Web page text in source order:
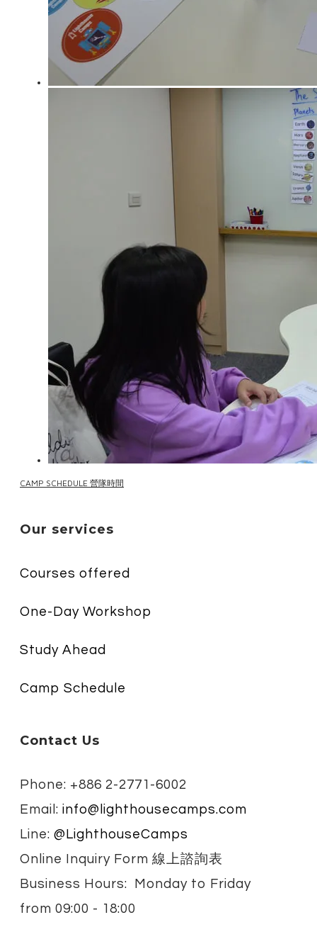
CAMP SCHEDULE 營隊時間
Our services
Courses offered
One-Day Workshop
Study Ahead
Camp Schedule
Contact Us
Phone: +886 2-2771-6002
Email: info@lighthousecamps.com
Line: @LighthouseCamps
Online Inquiry Form 線上諮詢表
Business Hours: Monday to Friday
from 09:00 - 18:00